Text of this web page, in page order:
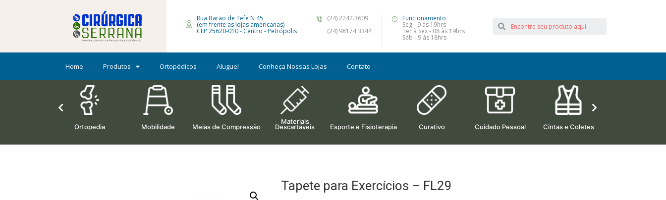
Rua Barão de Tefe N 45
(em frente as lojas americanas)
CEP 25620-010 - Centro - Petrópolis
(24) 2242.3609
(24) 98174.3344
Funcionamento
Seg - 9 às 19hrs
Ter à Sex - 08 às 19hrs
Sáb - 9 às 18hrs
Home Produtos Ortopédicos Aluguel Conheça Nossas Lojas Contato
Ortopedia Mobilidade Meias de Compressão
Materiais
Descartáveis Esporte e Fisioterapia Curativo Cuidado Pessoal Cintas e Coletes
Tapete para Exercícios – FL29